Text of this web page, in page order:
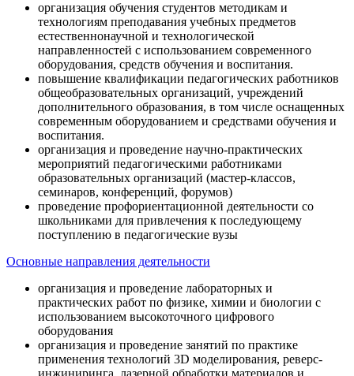
организация обучения студентов методикам и
технологиям преподавания учебных предметов
естественнонаучной и технологической
направленностей с использованием современного
оборудования, средств обучения и воспитания.
повышение квалификации педагогических работников
общеобразовательных организаций, учреждений
дополнительного образования, в том числе оснащенных
современным оборудованием и средствами обучения и
воспитания.
организация и проведение научно-практических
мероприятий педагогическими работниками
образовательных организаций (мастер-классов,
семинаров, конференций, форумов)
проведение профориентационной деятельности со
школьниками для привлечения к последующему
поступлению в педагогические вузы
Основные направления деятельности
организация и проведение лабораторных и
практических работ по физике, химии и биологии с
использованием высокоточного цифрового
оборудования
организация и проведение занятий по практике
применения технологий 3D моделирования, реверс-
инжиниринга, лазерной обработки материалов и